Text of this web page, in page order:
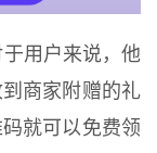
用户来说，他
商家附赠的礼
就可以免费领